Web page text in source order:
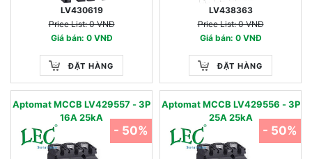
LV430619
Price List: 0 VNĐ
Giá bán: 0 VNĐ
ĐẶT HÀNG
LV438363
Price List: 0 VNĐ
Giá bán: 0 VNĐ
ĐẶT HÀNG
Aptomat MCCB LV429557 - 3P
16A 25kA
- 50%
Aptomat MCCB LV429556 - 3P
25A 25kA
- 50%